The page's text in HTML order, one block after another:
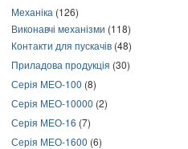
Механіка (126)
Виконавчі механізми (118)
Контакти для пускачів (48)
Приладова продукція (30)
Серія МЕО-100 (8)
Серія МЕО-10000 (2)
Серія МЕО-16 (7)
Серія МЕО-1600 (6)